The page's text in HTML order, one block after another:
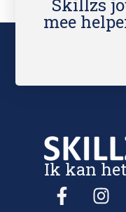
Skillzs
mee
Ik kan